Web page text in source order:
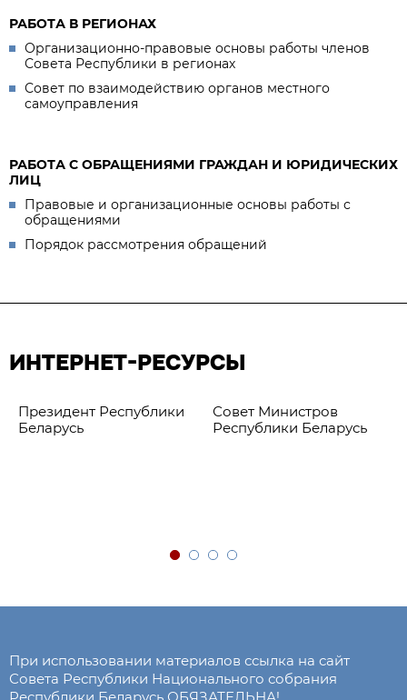
РАБОТА В РЕГИОНАХ
Организационно-правовые основы работы членов
Совета Республики в регионах
Совет по взаимодействию органов местного
самоуправления
РАБОТА С ОБРАЩЕНИЯМИ ГРАЖДАН И ЮРИДИЧЕСКИХ
ЛИЦ
Правовые и организационные основы работы с
обращениями
Порядок рассмотрения обращений
ИНТЕРНЕТ-РЕСУРСЫ
Президент Республики
Беларусь
Совет Министров
Республики Беларусь
При использовании материалов ссылка на сайт
Совета Республики Национального собрания